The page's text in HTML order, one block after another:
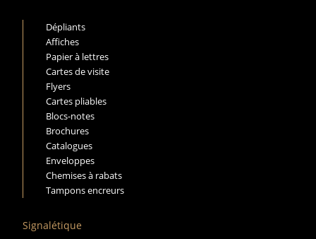
Dépliants
Affiches
Papier à lettres
Cartes de visite
Flyers
Cartes pliables
Blocs-notes
Brochures
Catalogues
Enveloppes
Chemises à rabats
Tampons encreurs
Signalétique